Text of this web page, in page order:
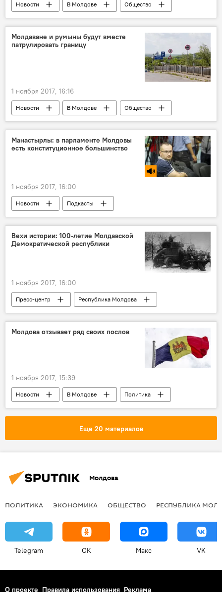
Новости В Молдове
Общество
Украина
Республика Молдова
правительство
соглашение
КПП
совместный контроль
Молдаване и румыны будут вместе
патрулировать границу
1 ноября 2017, 16:16
Новости В Молдове
Общество
Румыния
Республика Молдова
граница
Манастырлы: в парламенте Молдовы
есть конституционное большинство
1 ноября 2017, 16:00
Новости
Подкасты
Сказано в эфире
Сергей Манастырлы
изменение
Конституция
статья
язык
Вехи истории: 100-летие Молдавской
Демократической республики
1 ноября 2017, 16:00
Пресс-центр
Республика Молдова
Виктор Степанюк
Молдавская Демократическая Республика
Молдова отзывает ряд своих послов
1 ноября 2017, 15:39
Новости В Молдове
Политика
Республика Молдова
правительство
Еще 20 материалов
Молдова
ПОЛИТИКА ЭКОНОМИКА ОБЩЕСТВО РЕСПУБЛИКА
Telegram OK Макс VK
О проекте Правила использования Реклама